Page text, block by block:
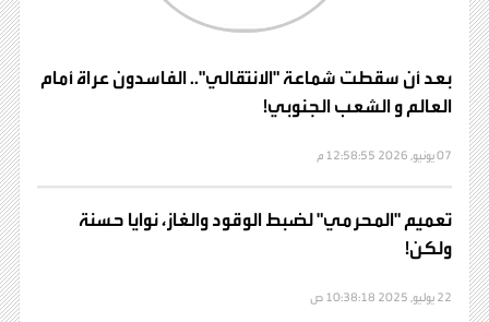
بعد أن سقطت شماعة "الانتقالي".. الفاسدون عراة أمام
العالم و الشعب الجنوبي!
07 يونيو, 2026 12:58:55 م
تعميم "المحرمي" لضبط الوقود والغاز، نوايا حسنة
ولكن!
22 يوليو, 2025 10:38:18 ص